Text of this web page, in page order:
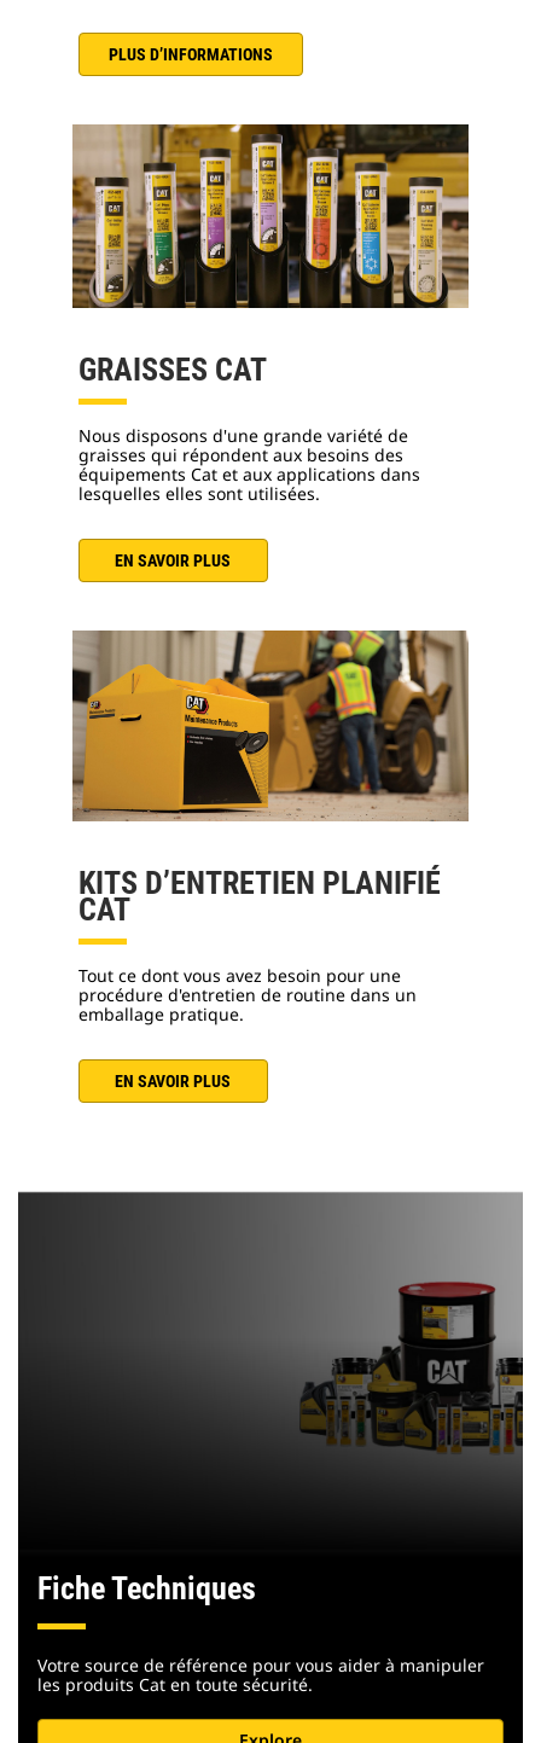
PLUS D’INFORMATIONS
GRAISSES CAT
Nous disposons d'une grande variété de
graisses qui répondent aux besoins des
équipements Cat et aux applications dans
lesquelles elles sont utilisées.
EN SAVOIR PLUS
KITS D’ENTRETIEN PLANIFIÉ
CAT
Tout ce dont vous avez besoin pour une
procédure d'entretien de routine dans un
emballage pratique.
EN SAVOIR PLUS
Fiche Techniques
Votre source de référence pour vous aider à manipuler
les produits Cat en toute sécurité.